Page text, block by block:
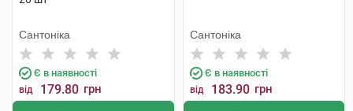
Сантоніка
Є в наявності
від 179.80 грн
Сантоніка
Є в наявності
від 183.90 грн